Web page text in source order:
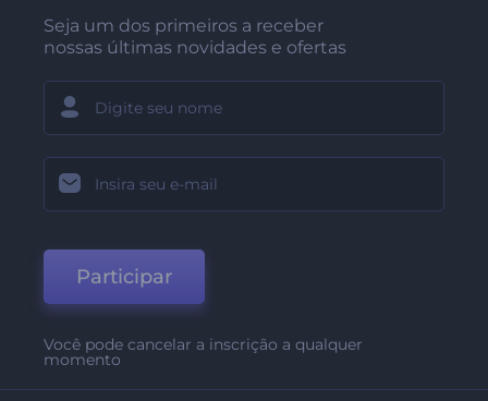
Seja um dos primeiros a receber
nossas últimas novidades e ofertas
Participar
Você pode cancelar a inscrição a qualquer
momento